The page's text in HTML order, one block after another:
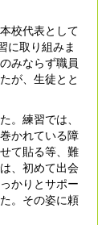
校代表として
に取り組みま
みならず職員
が、生徒とと
。練習では、
かれている障
て貼る等、難
、初めて出会
かりとサポー
。その姿に頼